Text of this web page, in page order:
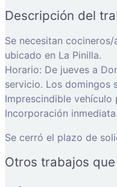
Descripción del
Se necesitan
ubicado en La Pinilla.
Horario: De jueves a
servicio. Los domingos
Imprescindible
Incorporación inmediata.
Se cerró el plazo de
Otros trabajos